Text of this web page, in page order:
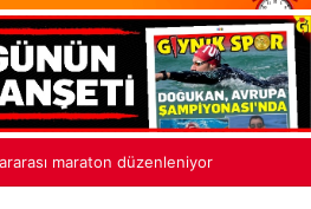
maraton düzenleniyor